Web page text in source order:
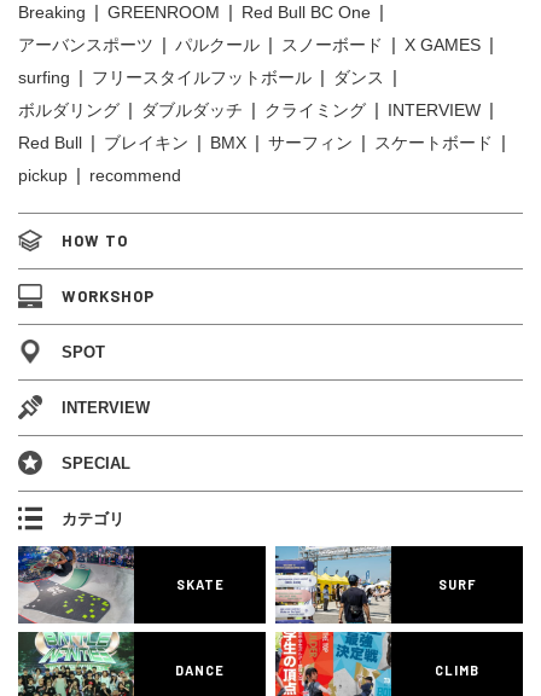
Breaking
GREENROOM
Red Bull BC One
アーバンスポーツ
パルクール スノーボード
X GAMES
surfing
フリースタイルフットボール
ダンス
ボルダリング
ダブルダッチ クライミング
INTERVIEW
Red Bull
ブレイキン BMX サーフィン
スケートボード
pickup
recommend
HOW TO
WORKSHOP
SPOT
INTERVIEW
SPECIAL
カテゴリ
SKATE SURF
DANCE CLIMB